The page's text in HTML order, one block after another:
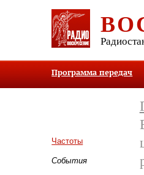
Программа передач
Частоты
События